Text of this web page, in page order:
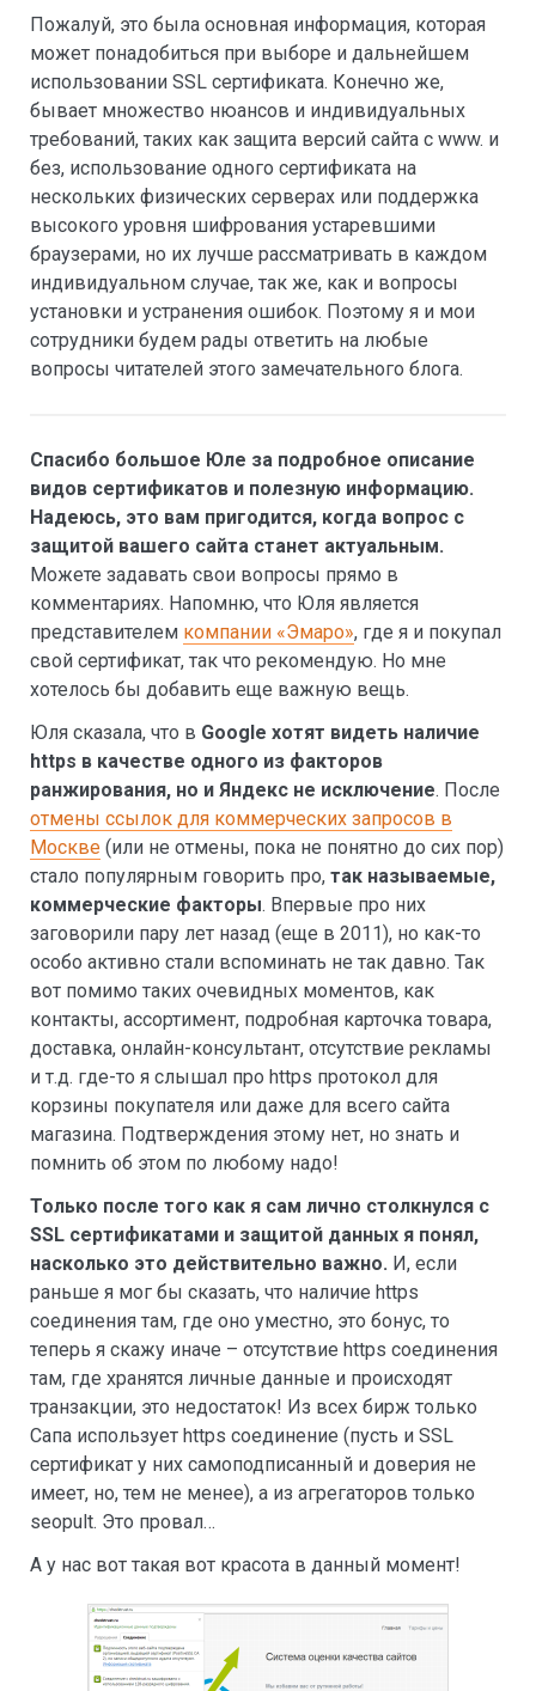
Пожалуй, это была основная информация, которая
может понадобиться при выборе и дальнейшем
использовании SSL сертификата. Конечно же,
бывает множество нюансов и индивидуальных
требований, таких как защита версий сайта с www. и
без, использование одного сертификата на
нескольких физических серверах или поддержка
высокого уровня шифрования устаревшими
браузерами, но их лучше рассматривать в каждом
индивидуальном случае, так же, как и вопросы
установки и устранения ошибок. Поэтому я и мои
сотрудники будем рады ответить на любые
вопросы читателей этого замечательного блога.
Спасибо большое Юле за подробное описание
видов сертификатов и полезную информацию.
Надеюсь, это вам пригодится, когда вопрос с
защитой вашего сайта станет актуальным.
Можете задавать свои вопросы прямо в
комментариях. Напомню, что Юля является
представителем компании «Эмаро», где я и покупал
свой сертификат, так что рекомендую. Но мне
хотелось бы добавить еще важную вещь.
Юля сказала, что в Google хотят видеть наличие
https в качестве одного из факторов
ранжирования, но и Яндекс не исключение. После
отмены ссылок для коммерческих запросов в
Москве (или не отмены, пока не понятно до сих пор)
стало популярным говорить про, так называемые,
коммерческие факторы. Впервые про них
заговорили пару лет назад (еще в 2011), но как-то
особо активно стали вспоминать не так давно. Так
вот помимо таких очевидных моментов, как
контакты, ассортимент, подробная карточка товара,
доставка, онлайн-консультант, отсутствие рекламы
и т.д. где-то я слышал про https протокол для
корзины покупателя или даже для всего сайта
магазина. Подтверждения этому нет, но знать и
помнить об этом по любому надо!
Только после того как я сам лично столкнулся с
SSL сертификатами и защитой данных я понял,
насколько это действительно важно. И, если
раньше я мог бы сказать, что наличие https
соединения там, где оно уместно, это бонус, то
теперь я скажу иначе – отсутствие https соединения
там, где хранятся личные данные и происходят
транзакции, это недостаток! Из всех бирж только
Сапа использует https соединение (пусть и SSL
сертификат у них самоподписанный и доверия не
имеет, но, тем не менее), а из агрегаторов только
seopult. Это провал…
А у нас вот такая вот красота в данный момент!